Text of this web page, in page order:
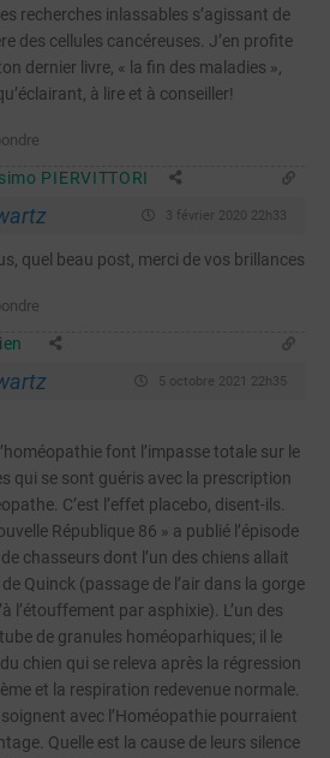
recherches inlassables s’agissant de
des cellules cancéreuses. J’en profite
dernier livre, « la fin des maladies »,
à lire et à conseiller!
PIERVITTORI
3 février 2020 22h33
quel beau post, merci de vos brillances
5 octobre 2021 22h35
font l’impasse totale sur le
qui se sont guéris avec la prescription
C’est l’effet placebo, disent-ils.
République 86 » a publié l’épisode
chasseurs dont l’un des chiens allait
Quinck (passage de l’air dans la gorge
l’étouffement par asphixie). L’un des
de granules homéoparhiques; il le
chien qui se releva après la régression
et la respiration redevenue normale.
avec l’Homéopathie pourraient
Quelle est la cause de leurs silence